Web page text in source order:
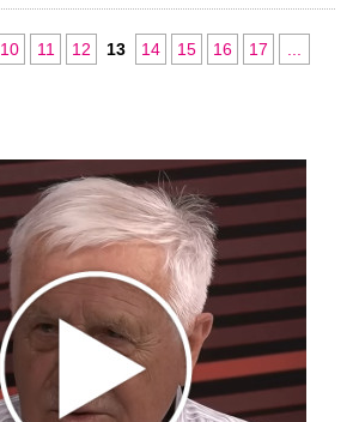
10 11 12 13 14 15 16 17